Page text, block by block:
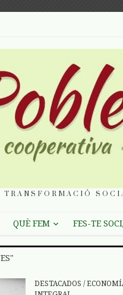
TRANSFORMACIÓ
QUÈ FEM FES-TE
DESTACADOS /